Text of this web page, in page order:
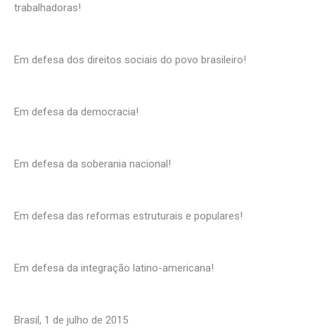
trabalhadoras!
Em defesa dos direitos sociais do povo brasileiro!
Em defesa da democracia!
Em defesa da soberania nacional!
Em defesa das reformas estruturais e populares!
Em defesa da integração latino-americana!
Brasil, 1 de julho de 2015